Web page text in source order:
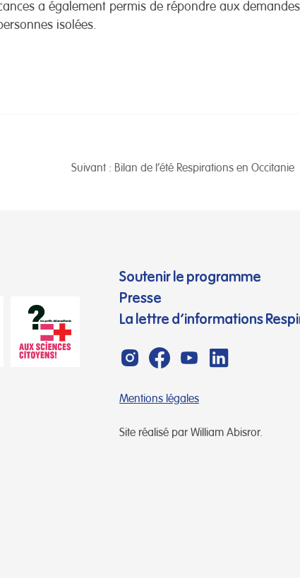
a également permis de répondre aux demandes
isolées.
Suivant : Bilan de l’été Respirations en Occitanie
Soutenir le programme
Presse
La lettre d’informations
Mentions légales
Site réalisé par William Abisror.